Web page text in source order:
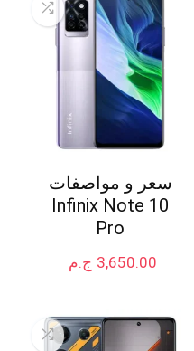
سعر و مواصفات
Infinix Note 10
Pro
ج.م 3,650.00